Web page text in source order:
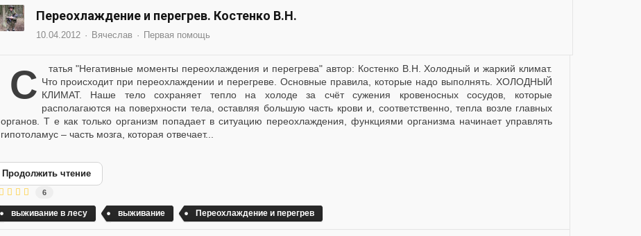
Переохлаждение и перегрев. Костенко В.Н.
10.04.2012 Вячеслав Первая помощь
Статья "Негативные моменты переохлаждения и перегрева" автор: Костенко В.Н. Холодный и жаркий климат. Что происходит при переохлаждении и перегреве. Основные правила, которые надо выполнять. ХОЛОДНЫЙ
КЛИМАТ. Наше тело сохраняет тепло на холоде за счёт сужения кровеносных сосудов, которые
располагаются на поверхности тела, оставляя большую часть крови и, соответственно, тепла возле главных
органов. Т е как только организм попадает в ситуацию переохлаждения, функциями организма начинает управлять
гипотоламус – часть мозга, которая отвечает...
Продолжить чтение
6
выживание в лесу выживание Переохлаждение и перегрев